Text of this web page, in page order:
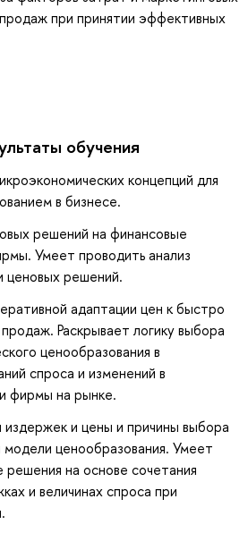
при принятии эффективных
обучения
концепций для
в бизнесе.
решений на финансовые
Умеет проводить анализ
ценовых решений.
адаптации цен к быстро
Раскрывает логику выбора
ценообразования в
спроса и изменений в
фирмы на рынке.
издержек и цены и причины выбора
ценообразования. Умеет
на основе сочетания
и величинах спроса при